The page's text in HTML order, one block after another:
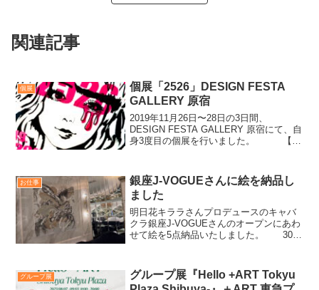
関連記事
個展
個展「2526」DESIGN FESTA
GALLERY 原宿
2019年11月26日〜28日の3日間、
DESIGN FESTA GALLERY 原宿にて、自
身3度目の個展を行いました。 【場
お仕事
銀座J-VOGUEさんに絵を納品し
ました
明日花キララさんプロデュースのキャバ
クラ銀座J-VOGUEさんのオープンにあわ
せて絵を5点納品いたしました。 30
グループ展
グループ展『Hello +ART Tokyu